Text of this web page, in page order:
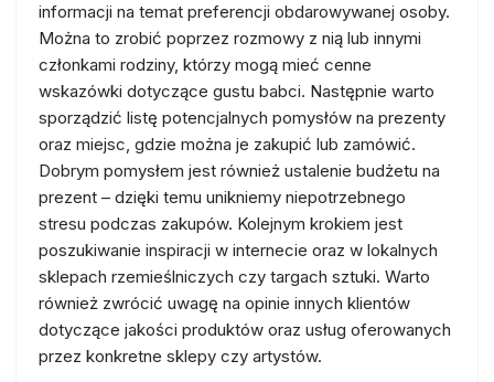
informacji na temat preferencji obdarowywanej osoby.
Można to zrobić poprzez rozmowy z nią lub innymi
członkami rodziny, którzy mogą mieć cenne
wskazówki dotyczące gustu babci. Następnie warto
sporządzić listę potencjalnych pomysłów na prezenty
oraz miejsc, gdzie można je zakupić lub zamówić.
Dobrym pomysłem jest również ustalenie budżetu na
prezent – dzięki temu unikniemy niepotrzebnego
stresu podczas zakupów. Kolejnym krokiem jest
poszukiwanie inspiracji w internecie oraz w lokalnych
sklepach rzemieślniczych czy targach sztuki. Warto
również zwrócić uwagę na opinie innych klientów
dotyczące jakości produktów oraz usług oferowanych
przez konkretne sklepy czy artystów.